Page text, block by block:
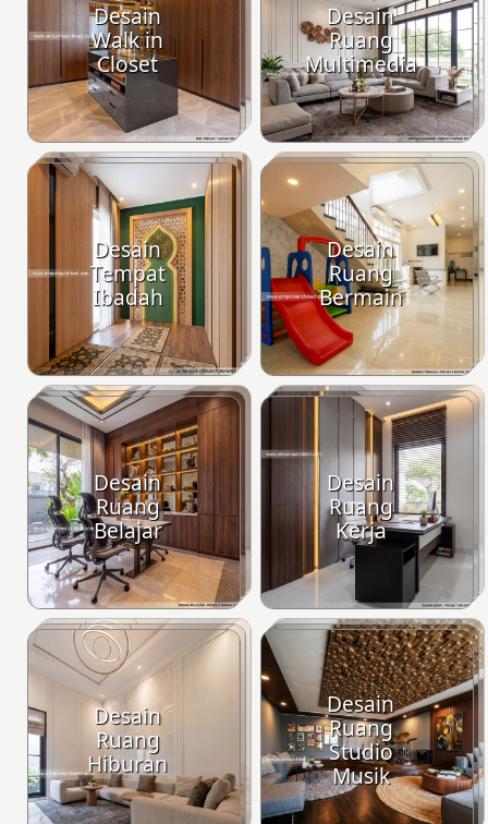
Desain
Walk in
Closet
Desain
Ruang
Multimedia
Desain
Tempat
Ibadah
Desain
Ruang
Bermain
Desain
Ruang
Belajar
Desain
Ruang
Kerja
Desain
Ruang
Hiburan
Desain
Ruang
Studio
Musik